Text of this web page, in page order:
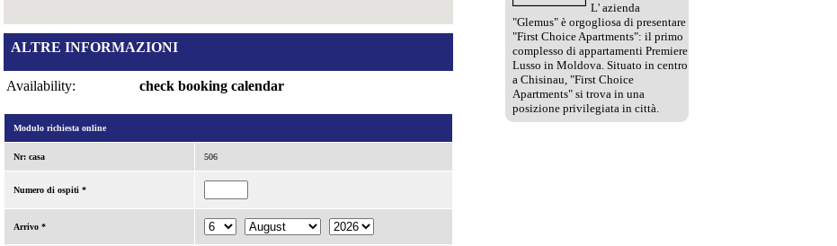
ALTRE INFORMAZIONI
Availability: check booking calendar
Modulo richiesta online
Nr: casa 506
Numero di ospiti *
Arrivo *
L' azienda
"Glemus" è orgogliosa di presentare
"First Choice Apartments": il primo
complesso di appartamenti Premiere
Lusso in Moldova. Situato in centro
a Chisinau, "First Choice
Apartments" si trova in una
posizione privilegiata in città.